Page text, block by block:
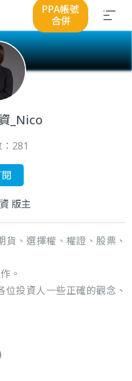
PPA帳號
合併
_Nico
281
版主
貨、選擇權、權證、股票、
。
投資人一些正確的觀念、